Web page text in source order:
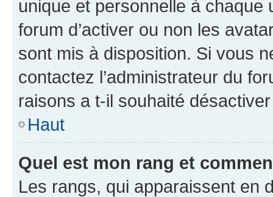
unique et personnelle à chaque
forum d’activer ou non les
sont mis à disposition. Si vous
contactez l’administrateur du
raisons a t-il souhaité
Haut
Quel est mon rang et
Les rangs, qui apparaissent en